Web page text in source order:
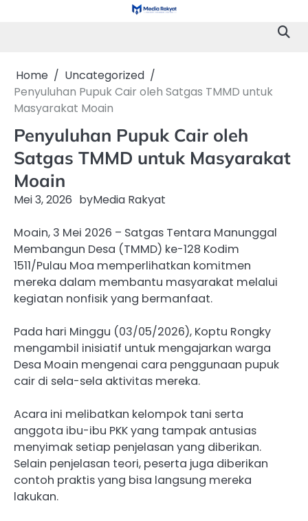
Home
Uncategorized
Penyuluhan Pupuk Cair oleh Satgas TMMD untuk
Masyarakat Moain
Penyuluhan Pupuk Cair oleh
Satgas TMMD untuk Masyarakat
Moain
Mei 3, 2026 byMedia Rakyat
Moain, 3 Mei 2026 – Satgas Tentara Manunggal
Membangun Desa (TMMD) ke-128 Kodim
1511/Pulau Moa memperlihatkan komitmen
mereka dalam membantu masyarakat melalui
kegiatan nonfisik yang bermanfaat.
Pada hari Minggu (03/05/2026), Koptu Rongky
mengambil inisiatif untuk mengajarkan warga
Desa Moain mengenai cara penggunaan pupuk
cair di sela-sela aktivitas mereka.
Acara ini melibatkan kelompok tani serta
anggota ibu-ibu PKK yang tampak antusias
menyimak setiap penjelasan yang diberikan.
Selain penjelasan teori, peserta juga diberikan
contoh praktis yang bisa langsung mereka
lakukan.